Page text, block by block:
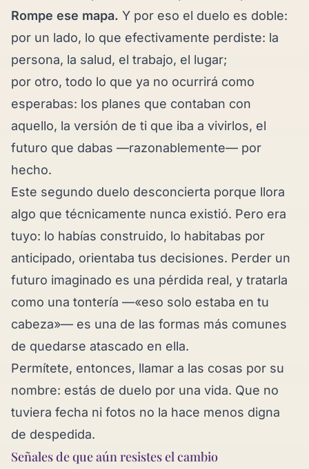
Rompe ese mapa. Y por eso el duelo es doble:
por un lado, lo que efectivamente perdiste: la
persona, la salud, el trabajo, el lugar;
por otro, todo lo que ya no ocurrirá como
esperabas: los planes que contaban con
aquello, la versión de ti que iba a vivirlos, el
futuro que dabas —razonablemente— por
hecho.
Este segundo duelo desconcierta porque llora
algo que técnicamente nunca existió. Pero era
tuyo: lo habías construido, lo habitabas por
anticipado, orientaba tus decisiones. Perder un
futuro imaginado es una pérdida real, y tratarla
como una tontería —«eso solo estaba en tu
cabeza»— es una de las formas más comunes
de quedarse atascado en ella.
Permítete, entonces, llamar a las cosas por su
nombre: estás de duelo por una vida. Que no
tuviera fecha ni fotos no la hace menos digna
de despedida.
Señales de que aún resistes el cambio